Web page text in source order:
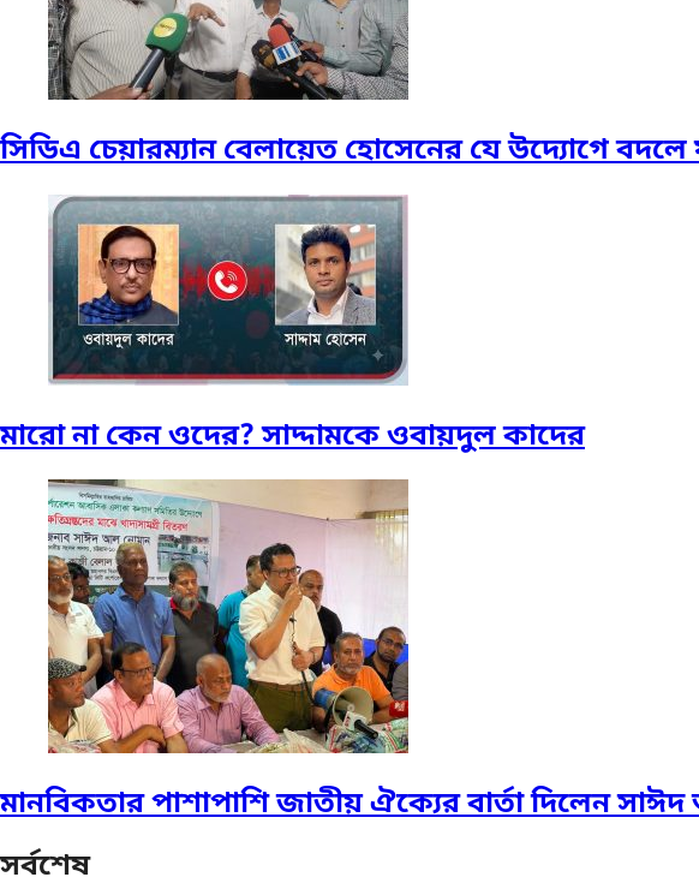
সিডিএ চেয়ারম্যান বেলায়েত হোসেনের যে উদ্যোগে বদলে
মারো না কেন ওদের? সাদ্দামকে ওবায়দুল কাদের
মানবিকতার পাশাপাশি জাতীয় ঐক্যের বার্তা দিলেন
সর্বশেষ